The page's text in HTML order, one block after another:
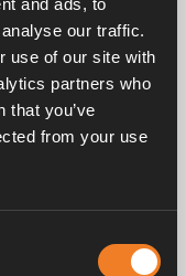
our traffic.
use of our site with
partners who
that you’ve
from your use